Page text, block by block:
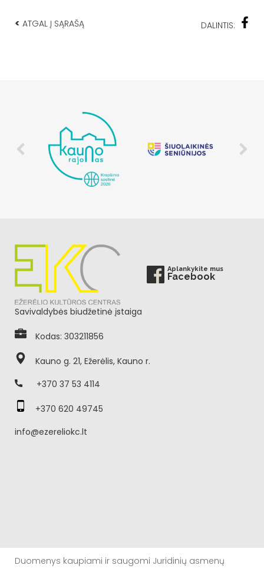
< ATGAL Į SĄRAŠĄ DALINTIS:
Aplankykite mus
Facebook
Savivaldybės biudžetinė įstaiga
Kodas: 303211856
Kauno g. 21, Ežerėlis, Kauno r.
+370 37 53 4114
+370 620 49745
info@ezereliokc.lt
Duomenys kaupiami ir saugomi Juridinių asmenų